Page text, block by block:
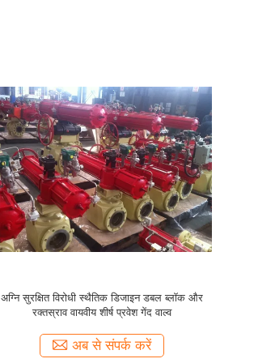
150LB~1500LB F316 गैस तेल के लिए डबल ब्लॉक
और ब्लीड थ्रेडेड बॉल वाल्व
अब से संपर्क करें